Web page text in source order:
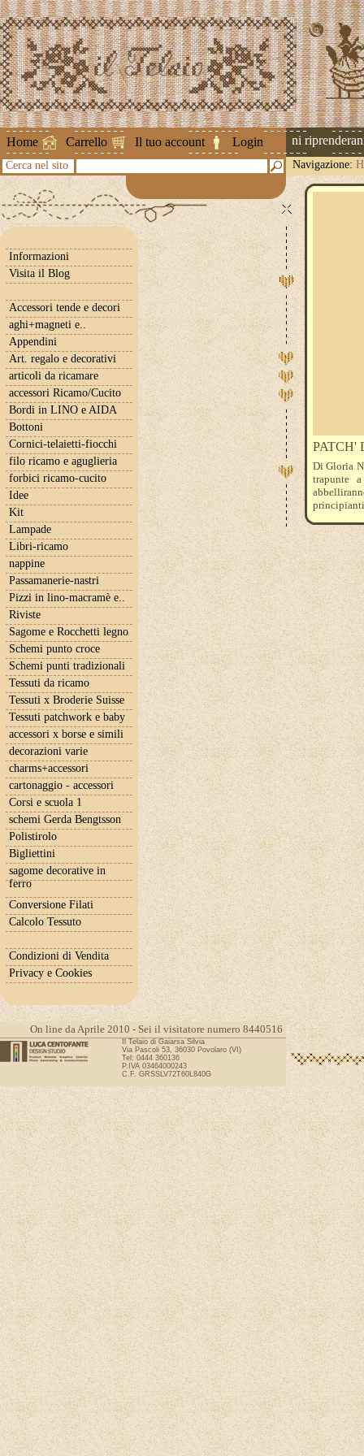
Home Carrello Il tuo account Login
Attenzione ! Le spedizioni
Cerca nel sito Navigazione:
Informazioni
Visita il Blog
Accessori tende e decori
aghi+magneti e..
Appendini
Art. regalo e decorativi
articoli da ricamare
accessori Ricamo/Cucito
Bordi in LINO e AIDA
Bottoni
Cornici-telaietti-fiocchi
filo ricamo e aguglieria
forbici ricamo-cucito
Idee
Kit
Lampade
Libri-ricamo
nappine
Passamanerie-nastri
Pizzi in lino-macramè e..
Riviste
Sagome e Rocchetti legno
Schemi punto croce
Schemi punti tradizionali
Tessuti da ricamo
Tessuti x Broderie Suisse
Tessuti patchwork e baby
accessori x borse e simili
decorazioni varie
charms+accessori
cartonaggio - accessori
Corsi e scuola 1
schemi Gerda Bengtsson
Polistirolo
Bigliettini
sagome decorative in
ferro
Conversione Filati
Calcolo Tessuto
Condizioni di Vendita
Privacy e Cookies
PATCH'
Di Gloria
trapunte
On line da Aprile 2010 - Sei il visitatore numero 8440516
Il Telaio di Gaiarsa Silvia
Via Pascoli 53, 36030 Povolaro (VI)
Tel: 0444 360136
P.IVA 03464000243
C.F. GRSSLV72T60L840G